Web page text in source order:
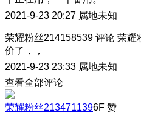
2021-9-23 20:27 属地未知
荣耀粉丝214158539 评论 荣耀
价了，，
2021-9-23 23:33 属地未知
查看全部评论
荣耀粉丝2134711396F 赞